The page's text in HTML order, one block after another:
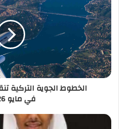
في مايو 2026